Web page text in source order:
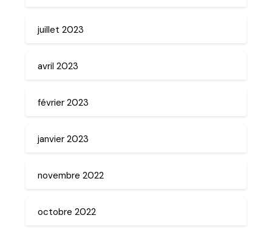
juillet 2023
avril 2023
février 2023
janvier 2023
novembre 2022
octobre 2022